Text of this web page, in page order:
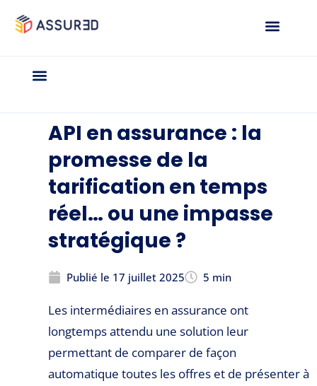
API en assurance : la
promesse de la
tarification en temps
réel… ou une impasse
stratégique ?
Publié le 17 juillet 2025 5 min
Les intermédiaires en assurance ont
longtemps attendu une solution leur
permettant de comparer de façon
automatique toutes les offres et de présenter à